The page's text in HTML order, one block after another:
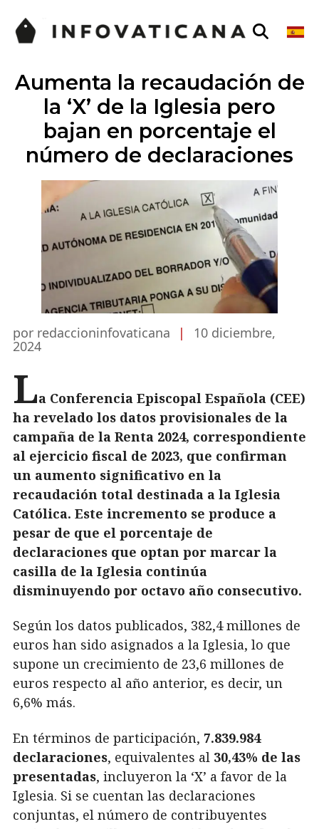
Aumenta la recaudación de
la ‘X’ de la Iglesia pero
bajan en porcentaje el
número de declaraciones
por redaccioninfovaticana | 10 diciembre,
2024
La Conferencia Episcopal Española (CEE)
ha revelado los datos provisionales de la
campaña de la Renta 2024, correspondiente
al ejercicio fiscal de 2023, que confirman
un aumento significativo en la
recaudación total destinada a la Iglesia
Católica. Este incremento se produce a
pesar de que el porcentaje de
declaraciones que optan por marcar la
casilla de la Iglesia continúa
disminuyendo por octavo año consecutivo.
Según los datos publicados, 382,4 millones de
euros han sido asignados a la Iglesia, lo que
supone un crecimiento de 23,6 millones de
euros respecto al año anterior, es decir, un
6,6% más.
En términos de participación, 7.839.984
declaraciones, equivalentes al 30,43% de las
presentadas, incluyeron la ‘X’ a favor de la
Iglesia. Si se cuentan las declaraciones
conjuntas, el número de contribuyentes